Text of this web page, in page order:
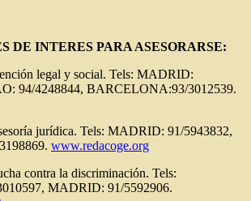
DE INTERES PARA ASESORARSE:
legal y social. Tels: MADRID:
94/4248844, BARCELONA:93/3012539.
jurídica. Tels: MADRID: 91/5943832,
www.redacoge.org
contra la discriminación. Tels:
MADRID: 91/5592906.